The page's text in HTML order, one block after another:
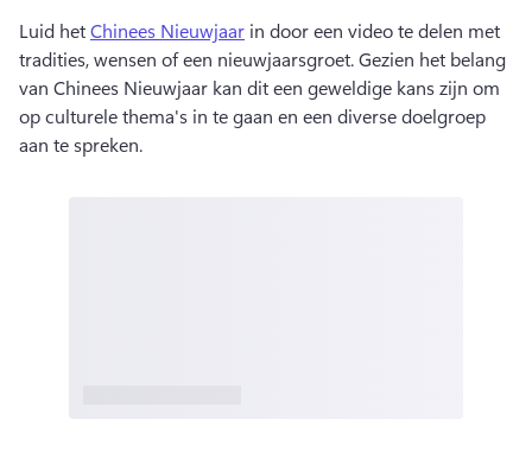
Luid het Chinees Nieuwjaar in door een video te delen met
tradities, wensen of een nieuwjaarsgroet. Gezien het belang
van Chinees Nieuwjaar kan dit een geweldige kans zijn om
op culturele thema's in te gaan en een diverse doelgroep
aan te spreken.